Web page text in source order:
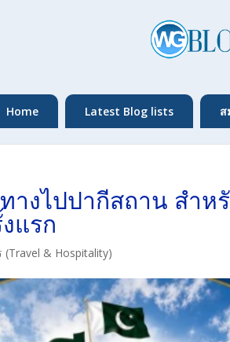
Home Latest Blog lists ส
างไปปากีสถาน สำห
แรก
(Travel & Hospitality)